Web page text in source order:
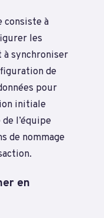
consiste à
les
synchroniser
de
pour
initiale
l’équipe
de nommage
en